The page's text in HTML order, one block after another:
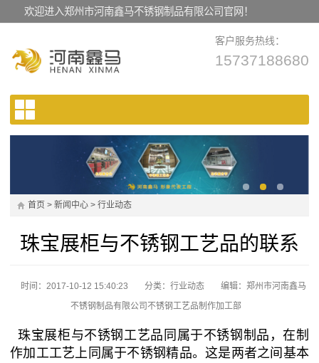
欢迎进入郑州市河南鑫马不锈钢制品有限公司官网！
客户服务热线：
15737188680
首页 > 新闻中心 > 行业动态
珠宝展柜与不锈钢工艺品的联系
时间：2017-10-12 15:40:23 分类： 行业动态
编辑：郑州市河南鑫马
不锈钢制品有限公司不锈钢工艺品制作加工部
珠宝展柜与不锈钢工艺品同属于不锈钢制品，在制
作加工工艺上同属于不锈钢精品。这是两者之间基本